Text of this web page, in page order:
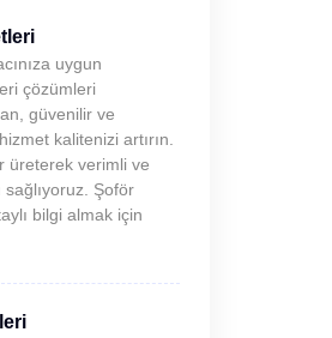
uygun
çözümleri
güvenilir ve
kalitenizi artırın.
üreterek verimli ve
sağlıyoruz. Şoför
bilgi almak için